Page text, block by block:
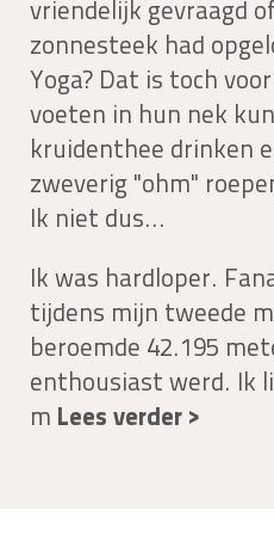
vriendelijk gevraagd
zonnesteek had
Yoga? Dat is toch
voeten in hun nek
kruidenthee drinken
zweverig "ohm"
Ik niet dus...
Ik was hardloper.
tijdens mijn tweede
beroemde 42.195
enthousiast werd. Ik
m Lees verder >